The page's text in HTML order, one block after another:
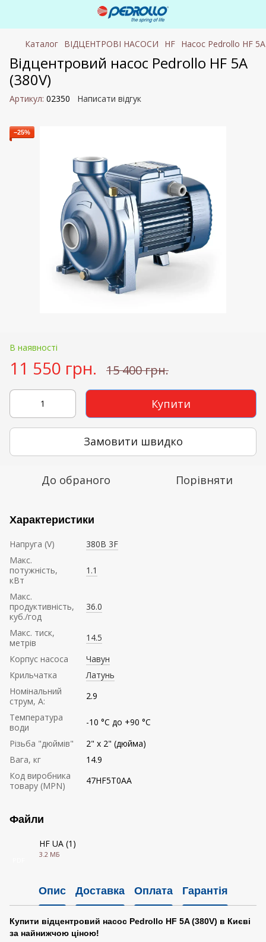
Каталог ВІДЦЕНТРОВІ НАСОСИ HF Насос Pedrollo HF 5A
Відцентровий насос Pedrollo HF 5A
(380V)
Артикул: 02350 Написати відгук
−25%
В наявності
11 550 грн. 15 400 грн.
Купити
Замовити швидко
До обраного Порівняти
Характеристики
Напруга (V)
380В 3F
Mакс.
потужність,
кВт
1.1
Mакс.
продуктивність,
куб./год
36.0
Maкс. тиск,
метрів
14.5
Корпус насоса
Чавун
Крильчатка
Латунь
Номінальний
струм, А:
2.9
Температура
води
-10 °C до +90 °C
Різьба "дюймів"
2" х 2" (дюйма)
Вага, кг
14.9
Код виробника
товару (MPN)
47HF5T0AA
Файли
HF UA (1)
3.2 МБ
Опис Доставка Оплата Гарантія
Купити відцентровий насос Pedrollo HF 5A (380V) в Києві
за найнижчою ціною!